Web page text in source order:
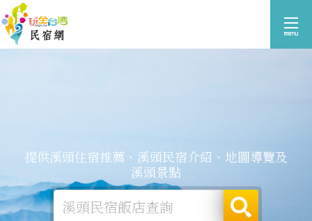
提供溪頭住宿推薦、溪頭民宿介紹、地圖導覽及
溪頭景點